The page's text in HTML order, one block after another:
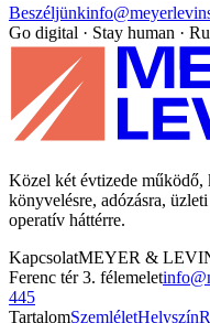
Beszéljünk
Go digital · Stay human ·
Közel két évtizede működő,
könyvelésre, adózásra,
operatív háttérre.
KapcsolatMEYER &
Ferenc tér 3. félemelet
445
TartalomSzemléletHelyszín